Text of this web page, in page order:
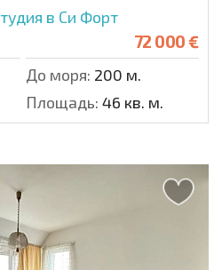
в Си Форт
72 000 €
До моря: 200 м.
Площадь: 46 кв. м.